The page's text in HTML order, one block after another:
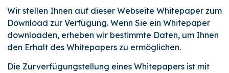
Wir stellen Ihnen auf dieser Webseite Whitepaper zum
Download zur Verfügung. Wenn Sie ein Whitepaper
downloaden, erheben wir bestimmte Daten, um Ihnen
den Erhalt des Whitepapers zu ermöglichen.
Die Zurverfügungstellung eines Whitepapers ist mit